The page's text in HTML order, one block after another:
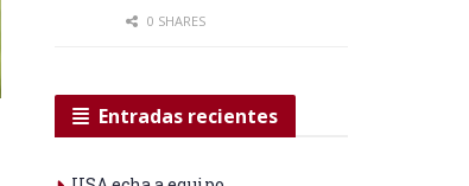
0 SHARES
Entradas recientes